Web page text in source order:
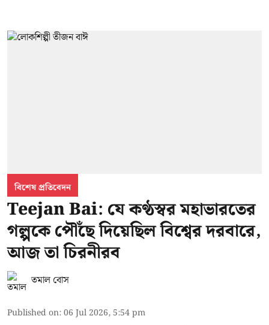
বিশেষ প্রতিবেদন
Teejan Bai: যে কণ্ঠস্বর মহাভারতের
গল্পকে পৌঁছে দিয়েছিল বিশ্বের দরবারে,
আজ তা চিরনীরব
তমাল বোস
Published on:06 Jul 2026, 5:54 pm